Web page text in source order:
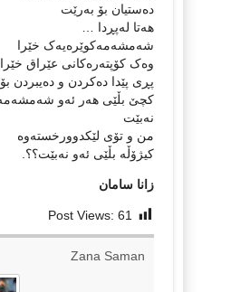
دەستیان بۆ بەرێت
هەتا لەپڕدا …
شەمشەمەکوێرەیەک خێرا
وەک کۆپتەرەکانی عێراق
پڕی پێدا دەکردن و دەیبردن
کچێ بڵێی هەر ئەو
نەبێت
من و تۆی لێکدوورخستەوە
کیژۆڵە بڵێی ئەو نەبێت؟؟.
زانا سامان
Post Views: 61
Zana Saman